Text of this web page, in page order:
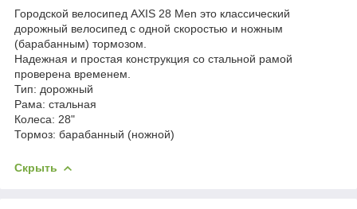
Городской велосипед AXIS 28 Men это классический
дорожный велосипед с одной скоростью и ножным
(барабанным) тормозом.
Надежная и простая конструкция со стальной рамой
проверена временем.
Тип: дорожный
Рама: стальная
Колеса: 28"
Тормоз: барабанный (ножной)
Скрыть